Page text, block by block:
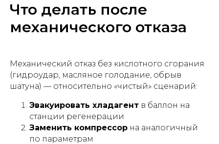
Что делать после
механического отказа
Механический отказ без кислотного сгорания
(гидроудар, масляное голодание, обрыв
шатуна) — относительно «чистый» сценарий:
Эвакуировать хладагент в баллон на
станции регенерации
Заменить компрессор на аналогичный
по параметрам